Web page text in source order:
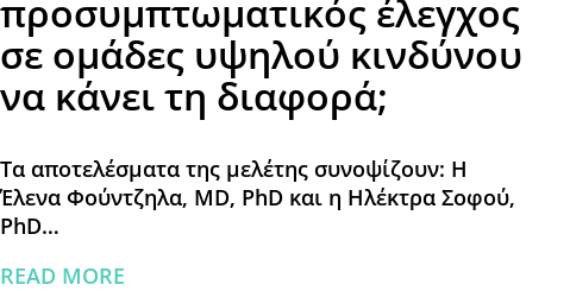
προσυμπτωματικός έλεγχος
σε ομάδες υψηλού κινδύνου
να κάνει τη διαφορά;
Τα αποτελέσματα της μελέτης συνοψίζουν: Η
Έλενα Φούντζηλα, MD, PhD και η Ηλέκτρα Σοφού,
PhD…
READ MORE